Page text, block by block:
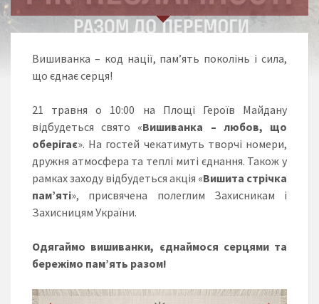
Вишиванка – код нації, пам’ять поколінь і сила,
що єднає серця!
21 травня о 10:00 на Площі Героїв Майдану
відбудеться свято «Вишиванка – любов, що
оберігає». На гостей чекатимуть творчі номери,
дружня атмосфера та теплі миті єднання. Також у
рамках заходу відбудеться акція «Вишита стрічка
пам’яті», присвячена полеглим Захисникам і
Захисницям України.
Одягаймо вишиванки, єднаймося серцями та
бережімо пам’ять разом!